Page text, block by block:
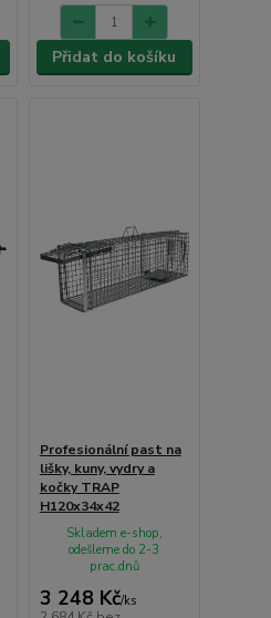
Přidat do košíku
Profesionální past na
lišky, kuny, vydry a
kočky TRAP
H120x34x42
3 248 Kč/ks
Skladem e-shop,
odešleme do 2-3
prac.dnů